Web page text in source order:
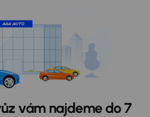
vám najdeme do 7